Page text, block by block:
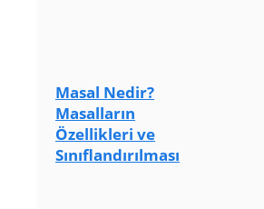
Masal Nedir?
Masalların
Özellikleri ve
Sınıflandırılması